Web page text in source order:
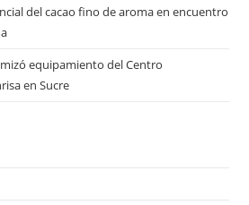
del cacao fino de aroma en encuentro
equipamiento del Centro
en Sucre